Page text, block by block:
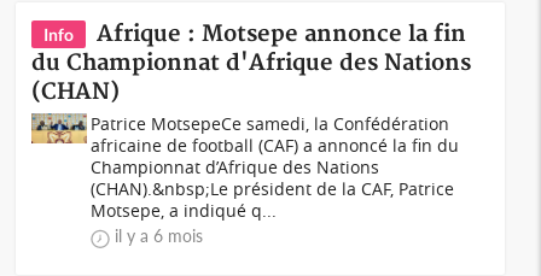
Info
Afrique : Motsepe annonce la fin
du Championnat d'Afrique des Nations
(CHAN)
Patrice MotsepeCe samedi, la Confédération
africaine de football (CAF) a annoncé la fin du
Championnat d’Afrique des Nations
(CHAN).&nbsp;Le président de la CAF, Patrice
Motsepe, a indiqué q...
il y a 6 mois